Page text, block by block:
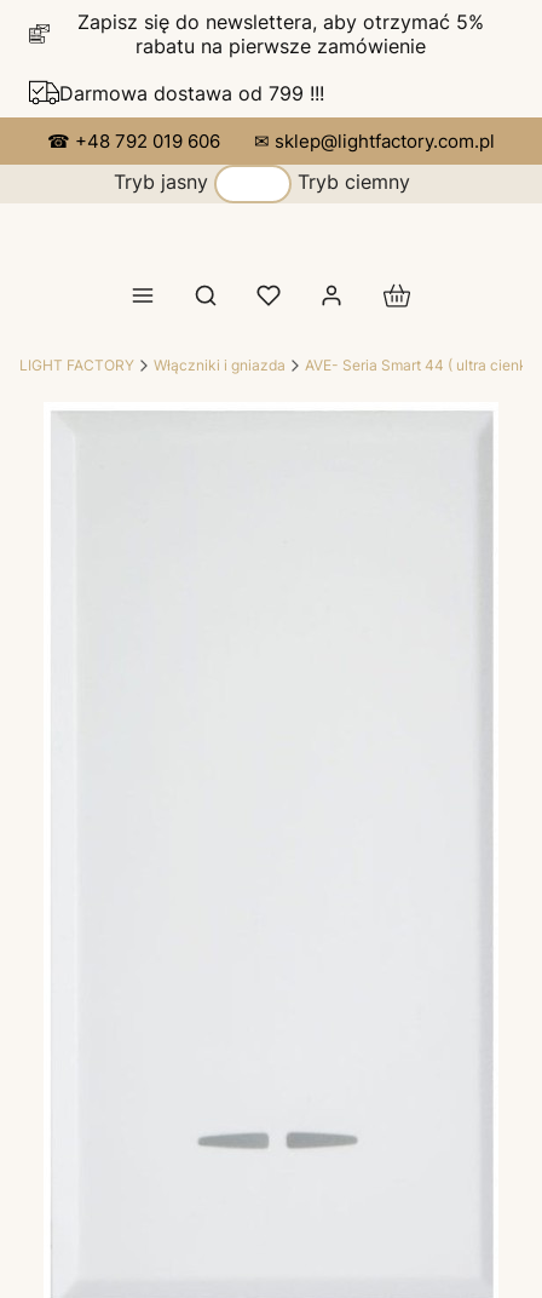
Zapisz się do newslettera, aby otrzymać 5%
rabatu na pierwsze zamówienie
Darmowa dostawa od 799 !!!
☎ +48 792 019 606 ✉ sklep@lightfactory.com.pl
Tryb jasny Tryb ciemny
Otwórz wyszukiwarkę Produkty w
LIGHT FACTORY Włączniki i gniazda AVE- Seria Smart 44 ( ultra cienka